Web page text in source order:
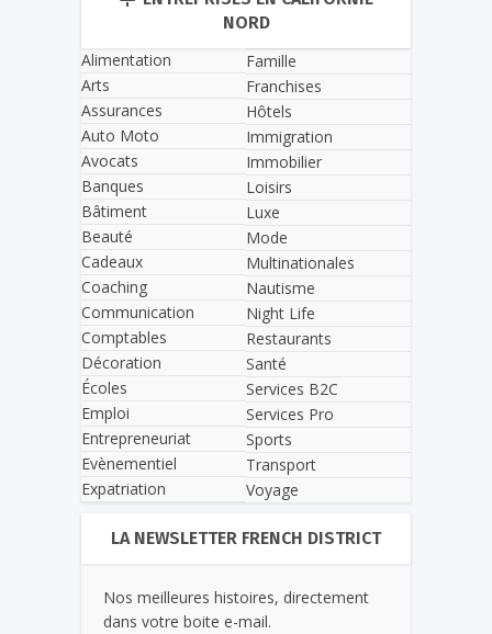
NORD
Alimentation
Arts
Assurances
Auto Moto
Avocats
Banques
Bâtiment
Beauté
Cadeaux
Coaching
Communication
Comptables
Décoration
Écoles
Emploi
Entrepreneuriat
Evènementiel
Expatriation
Famille
Franchises
Hôtels
Immigration
Immobilier
Loisirs
Luxe
Mode
Multinationales
Nautisme
Night Life
Restaurants
Santé
Services B2C
Services Pro
Sports
Transport
Voyage
LA NEWSLETTER FRENCH DISTRICT
Nos meilleures histoires, directement
dans votre boite e-mail.